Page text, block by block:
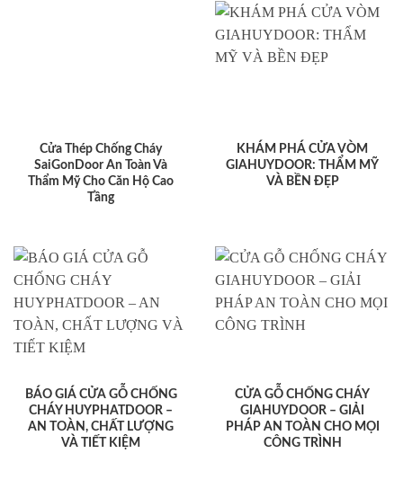
Cửa Thép Chống Cháy
SaiGonDoor An Toàn Và
Thẩm Mỹ Cho Căn Hộ Cao
Tầng
KHÁM PHÁ CỬA VÒM
GIAHUYDOOR: THẨM MỸ
VÀ BỀN ĐẸP
BÁO GIÁ CỬA GỖ CHỐNG
CHÁY HUYPHATDOOR –
AN TOÀN, CHẤT LƯỢNG
VÀ TIẾT KIỆM
CỬA GỖ CHỐNG CHÁY
GIAHUYDOOR – GIẢI
PHÁP AN TOÀN CHO MỌI
CÔNG TRÌNH